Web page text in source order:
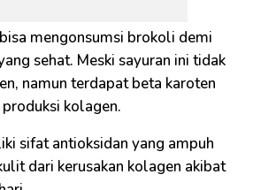
mengonsumsi brokoli demi
sehat. Meski sayuran ini tidak
namun terdapat beta karoten
kolagen.
sifat antioksidan yang ampuh
dari kerusakan kolagen akibat